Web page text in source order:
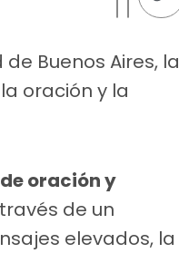
Buenos Aires, la
oración y la
oración y
de un
elevados, la